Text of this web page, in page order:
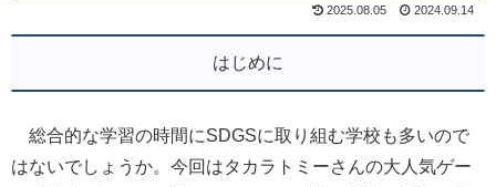
2025.08.05 2024.09.14
はじめに
総合的な学習の時間にSDGSに取り組む学校も多いので
はないでしょうか。今回はタカラトミーさんの大人気ゲー